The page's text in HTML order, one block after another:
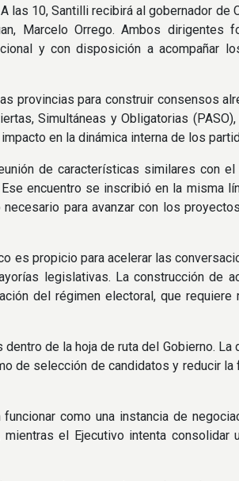
las 10, Santilli recibirá al gobernador de
Marcelo Orrego. Ambos dirigentes
y con disposición a acompañar
provincias para construir consensos
Simultáneas y Obligatorias
en la dinámica interna de los
de características similares con
encuentro se inscribió en la misma
para avanzar con los
es propicio para acelerar las
legislativas. La construcción de
del régimen electoral, que requiere
de la hoja de ruta del Gobierno.
de selección de candidatos y reducir la
como una instancia de
el Ejecutivo intenta consolidar